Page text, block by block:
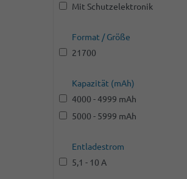
Mit Schutzelektronik
Format / Größe
21700
Kapazität (mAh)
4000 - 4999 mAh
5000 - 5999 mAh
Entladestrom
5,1 - 10 A